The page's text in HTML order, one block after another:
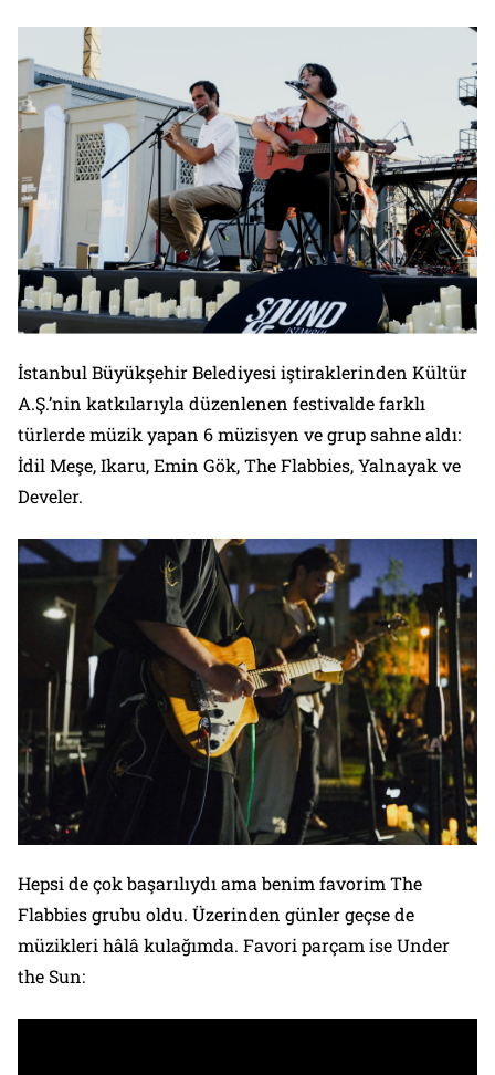
İstanbul Büyükşehir Belediyesi iştiraklerinden Kültür
A.Ş.’nin katkılarıyla düzenlenen festivalde farklı
türlerde müzik yapan 6 müzisyen ve grup sahne aldı:
İdil Meşe, Ikaru, Emin Gök, The Flabbies, Yalnayak ve
Develer.
Hepsi de çok başarılıydı ama benim favorim The
Flabbies grubu oldu. Üzerinden günler geçse de
müzikleri hâlâ kulağımda. Favori parçam ise Under
the Sun: